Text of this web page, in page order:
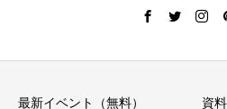
最新イベント（無料） 資